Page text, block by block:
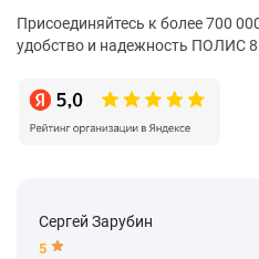
Присоединяйтесь к более 700
удобство и надежность ПОЛИС
Сергей Зарубин
5